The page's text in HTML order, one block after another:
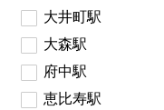
大井町駅
大森駅
府中駅
恵比寿駅